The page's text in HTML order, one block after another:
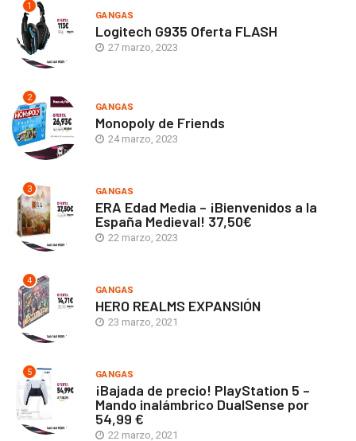
1
GANGAS
Logitech G935 Oferta FLASH
27 marzo, 2023
2
GANGAS
Monopoly de Friends
24 marzo, 2023
3 GANGAS
ERA Edad Media – ¡Bienvenidos a la
España Medieval! 37,50€
22 marzo, 2023
4
GANGAS
HERO REALMS EXPANSIÓN
23 marzo, 2021
5 GANGAS
¡Bajada de precio! PlayStation 5 –
Mando inalámbrico DualSense por
54,99 €
22 marzo, 2021